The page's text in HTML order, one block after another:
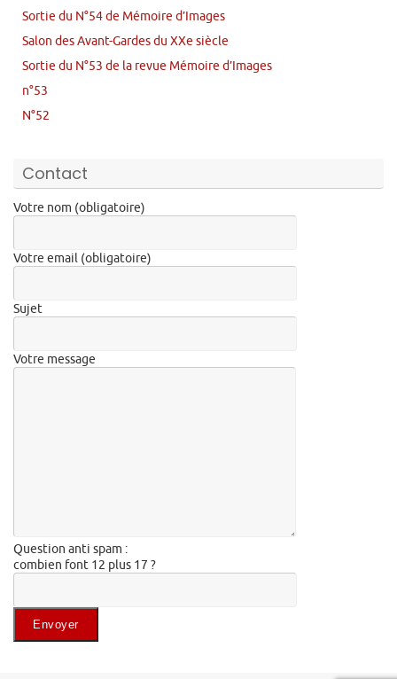
Sortie du N°54 de Mémoire d’Images
Salon des Avant-Gardes du XXe siècle
Sortie du N°53 de la revue Mémoire d’Images
n°53
N°52
Contact
Votre nom (obligatoire)
Votre email (obligatoire)
Sujet
Votre message
Question anti spam :
combien font 12 plus 17 ?